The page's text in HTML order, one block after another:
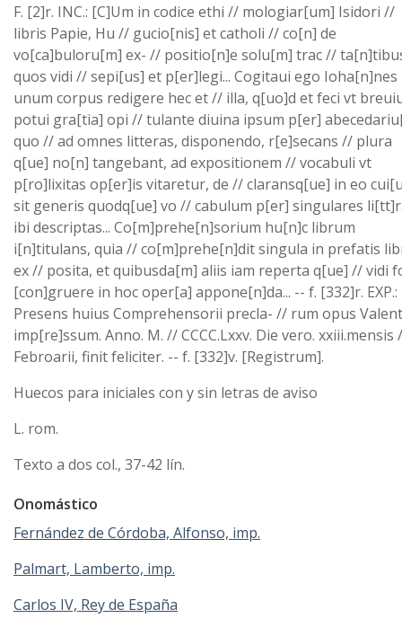
F. [2]r. INC.: [C]Um in codice ethi // mologiar[um] Isidori //
libris Papie, Hu // gucio[nis] et catholi // co[n] de
vo[ca]buloru[m] ex- // positio[n]e solu[m] trac //
quos vidi // sepi[us] et p[er]legi... Cogitaui ego Ioha[n]nes
unum corpus redigere hec et // illa, q[uo]d et feci vt
potui gra[tia] opi // tulante diuina ipsum p[er]
quo // ad omnes litteras, disponendo, r[e]secans // plura
q[ue] no[n] tangebant, ad expositionem // vocabuli vt
p[ro]lixitas op[er]is vitaretur, de // claransq[ue] in eo
sit generis quodq[ue] vo // cabulum p[er] singulares
ibi descriptas... Co[m]prehe[n]sorium hu[n]c librum
i[n]titulans, quia // co[m]prehe[n]dit singula in prefatis
ex // posita, et quibusda[m] aliis iam reperta q[ue] // vidi
[con]gruere in hoc oper[a] appone[n]da... -- f. [332]r. EXP.:
Presens huius Comprehensorii precla- // rum opus
imp[re]ssum. Anno. M. // CCCC.Lxxv. Die vero. xxiii.mensis
Febroarii, finit feliciter. -- f. [332]v. [Registrum].
Huecos para iniciales con y sin letras de aviso
L. rom.
Texto a dos col., 37-42 lín.
Onomástico
Fernández de Córdoba, Alfonso, imp.
Palmart, Lamberto, imp.
Carlos IV, Rey de España